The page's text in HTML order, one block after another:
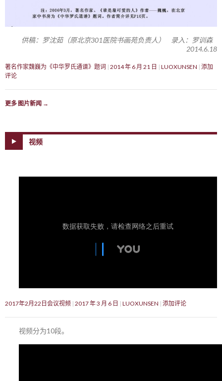
供稿：罗沈茹（原北京301医院书画苑负责人） 录入：罗训森
2014.6.18
著名作家魏巍为《中华罗氏通谱》题词 2014 年 6 月 21 日 LUOXUNSEN 添加
评论
更多 图片新闻 →
视频
2017年2月22日会议视频 2017 年 3 月 6 日 LUOXUNSEN 添加评论
视频分为10段。